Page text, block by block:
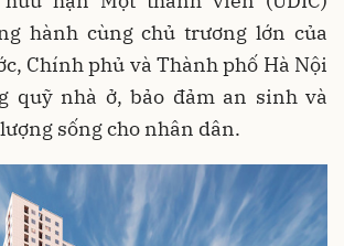
hành cùng chủ trương lớn của
Chính phủ và Thành phố Hà Nội
quỹ nhà ở, bảo đảm an sinh và
sống cho nhân dân.